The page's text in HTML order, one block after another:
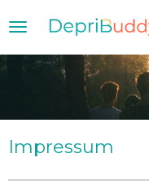
Zum
Hauptinhalt
springen
Impressum